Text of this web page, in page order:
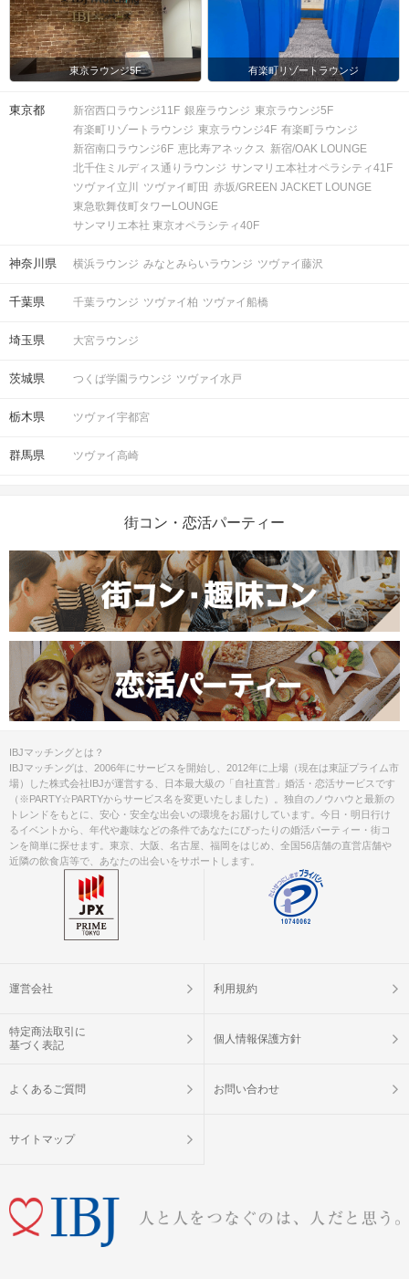
東京ラウンジ5F 有楽町リゾートラウンジ
東京都 新宿西口ラウンジ11F 銀座ラウンジ 東京ラウンジ5F
有楽町リゾートラウンジ 東京ラウンジ4F 有楽町ラウンジ
新宿南口ラウンジ6F 恵比寿アネックス 新宿/OAK LOUNGE
北千住ミルディス通りラウンジ サンマリエ本社オペラシティ41F
ツヴァイ立川
ツヴァイ町田 赤坂/GREEN JACKET LOUNGE
東急歌舞伎町タワーLOUNGE
サンマリエ本社 東京オペラシティ40F
神奈川県 横浜ラウンジ みなとみらいラウンジ ツヴァイ藤沢
千葉県 千葉ラウンジ ツヴァイ柏 ツヴァイ船橋
埼玉県 大宮ラウンジ
茨城県 つくば学園ラウンジ ツヴァイ水戸
栃木県 ツヴァイ宇都宮
群馬県 ツヴァイ高崎
街コン・恋活パーティー
IBJマッチングとは？
IBJマッチングは、2006年にサービスを開始し、2012年に上場（現在は東証プライム市
場）した株式会社IBJが運営する、日本最大級の「自社直営」婚活・恋活サービスです
（※PARTY☆PARTYからサービス名を変更いたしました）。独自のノウハウと最新の
トレンドをもとに、安心・安全な出会いの環境をお届けしています。今日・明日行け
るイベントから、年代や趣味などの条件であなたにぴったりの婚活パーティー・街コ
ンを簡単に探せます。東京、大阪、名古屋、福岡をはじめ、全国56店舗の直営店舗や
近隣の飲食店等で、あなたの出会いをサポートします。
運営会社 利用規約
特定商法取引に
基づく表記
個人情報保護方針
よくあるご質問 お問い合わせ
サイトマップ